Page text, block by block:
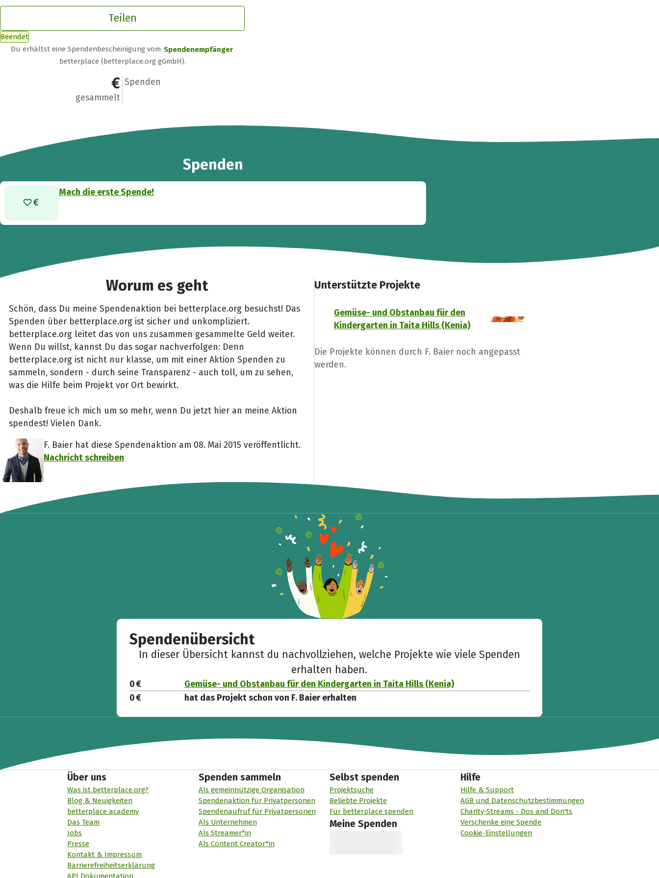
Teilen
Beendet
Du erhältst eine Spendenbescheinigung vom Spendenempfänger
betterplace (betterplace.org gGmbH).
0 €
gesammelt
0
Spenden
Spenden
Mach die erste Spende!
Worum es geht
Schön, dass Du meine Spendenaktion bei betterplace.org besuchst! Das
Spenden über betterplace.org ist sicher und unkompliziert.
betterplace.org leitet das von uns zusammen gesammelte Geld weiter.
Wenn Du willst, kannst Du das sogar nachverfolgen: Denn
betterplace.org ist nicht nur klasse, um mit einer Aktion Spenden zu
sammeln, sondern - durch seine Transparenz - auch toll, um zu sehen,
was die Hilfe beim Projekt vor Ort bewirkt.
Deshalb freue ich mich um so mehr, wenn Du jetzt hier an meine Aktion
spendest! Vielen Dank.
F. Baier hat diese Spendenaktion am 08. Mai 2015 veröffentlicht.
Nachricht schreiben
Unterstützte Projekte
Gemüse- und Obstanbau für den
Kindergarten in Taita Hills (Kenia)
Die Projekte können durch F. Baier noch angepasst
werden.
Spendenübersicht
In dieser Übersicht kannst du nachvollziehen, welche Projekte wie viele Spenden
erhalten haben.
0 €
Gemüse- und Obstanbau für den Kindergarten in Taita Hills (Kenia)
0 €
hat das Projekt schon von F. Baier erhalten
Über uns
Was ist betterplace.org?
Blog & Neuigkeiten
betterplace academy
Das Team
Jobs
Presse
Kontakt & Impressum
Barrierefreiheitserklärung
API Dokumentation
Spenden sammeln
Als gemeinnützige Organisation
Spendenaktion für Privatpersonen
Spendenaufruf für Privatpersonen
Als Unternehmen
Als Streamer*in
Als Content Creator*in
Selbst spenden
Projektsuche
Beliebte Projekte
Für betterplace spenden
Meine Spenden
Hilfe
Hilfe & Support
AGB und Datenschutzbestimmungen
Charity-Streams - Dos and Don'ts
Verschenke eine Spende
Cookie-Einstellungen